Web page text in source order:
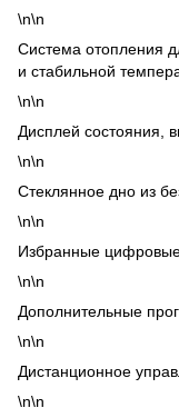
\n\n
Система отопления
и стабильной
\n\n
Дисплей состояния,
\n\n
Стеклянное дно из
\n\n
Избранные
\n\n
Дополнительные
\n\n
Дистанционное
\n\n